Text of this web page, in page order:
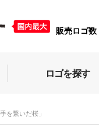
販売ロゴ数
ロゴを探す
を繋いだ桜」